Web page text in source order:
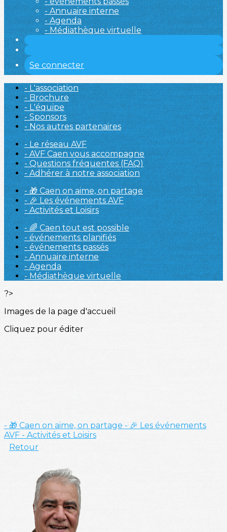
- Annuaire interne
- Agenda
- Médiathèque virtuelle
Se connecter
- L'association
- Brochure
- L'équipe
- Sponsors
- Nos autres partenaires
- Le réseau AVF
- AVF Caen vous accompagne
- Questions fréquentes (FAQ)
- Adhérer à notre association
- 🎁 Caen on aime, on partage
- 🎉 Les événements AVF
- Activités et Loisirs
- 🌈 Caen tout est possible
- événements planifiés
- événements passés
- Annuaire interne
- Agenda
- Médiathèque virtuelle
?>
Images de la page d'accueil
Cliquez pour éditer
- 🎁 Caen on aime, on partage - 🎉 Les événements
AVF - Activités et Loisirs
Retour